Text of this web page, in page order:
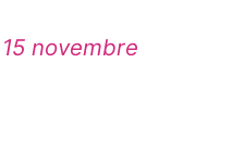
15 novembre